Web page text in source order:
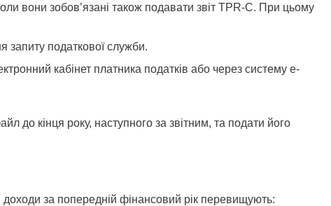
вони зобов’язані також подавати звіт TPR-C. При цьому
запиту податкової служби.
кабінет платника податків або через систему e-
до кінця року, наступного за звітним, та подати його
за попередній фінансовий рік перевищують: